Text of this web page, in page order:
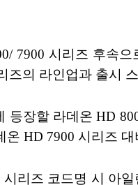
7900 시리즈 후속
즈의 라인업과 출시
등장할 라데온 HD
온 HD 7900 시리즈
리즈 코드명 시 아